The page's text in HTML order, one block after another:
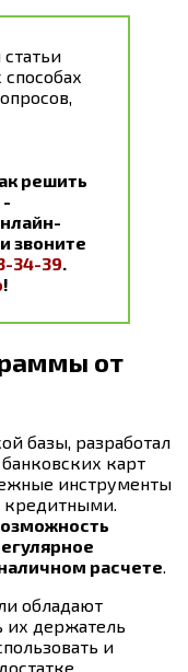
решить
-
звоните
34-39.
!
от
базы, разработал
карт
инструменты
кредитными.
расчете
обладают
их держатель
и